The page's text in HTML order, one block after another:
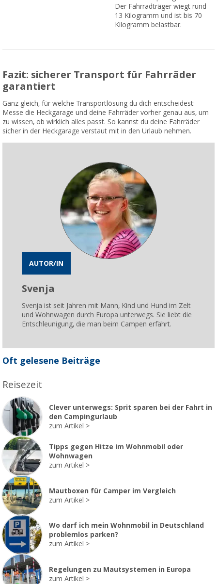
Der Fahrradträger wiegt rund
13 Kilogramm und ist bis 70
Kilogramm belastbar.
Fazit: sicherer Transport für Fahrräder
garantiert
Ganz gleich, für welche Transportlösung du dich entscheidest:
Messe die Heckgarage und deine Fahrräder vorher genau aus, um
zu wissen, ob wirklich alles passt. So kannst du deine Fahrräder
sicher in der Heckgarage verstaut mit in den Urlaub nehmen.
AUTOR/IN
Svenja
Svenja ist seit Jahren mit Mann, Kind und Hund im Zelt
und Wohnwagen durch Europa unterwegs. Sie liebt die
Entschleunigung, die man beim Campen erfährt.
Oft gelesene Beiträge
Reisezeit
Clever unterwegs: Sprit sparen bei der Fahrt in
den Campingurlaub
zum Artikel
Tipps gegen Hitze im Wohnmobil oder
Wohnwagen
zum Artikel
Mautboxen für Camper im Vergleich
zum Artikel
Wo darf ich mein Wohnmobil in Deutschland
problemlos parken?
zum Artikel
Regelungen zu Mautsystemen in Europa
zum Artikel